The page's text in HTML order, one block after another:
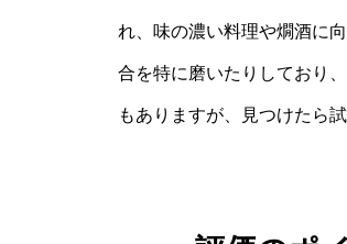
れ、味の濃い料理や燗酒に
合を特に磨いたりしており
もありますが、見つけたら